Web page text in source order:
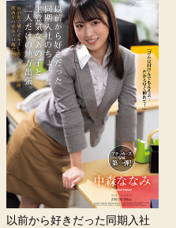
以前から好きだった同期入社